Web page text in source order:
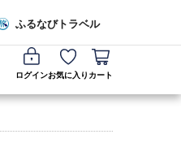
ふるなびトラベル
ログインお気に入り カート